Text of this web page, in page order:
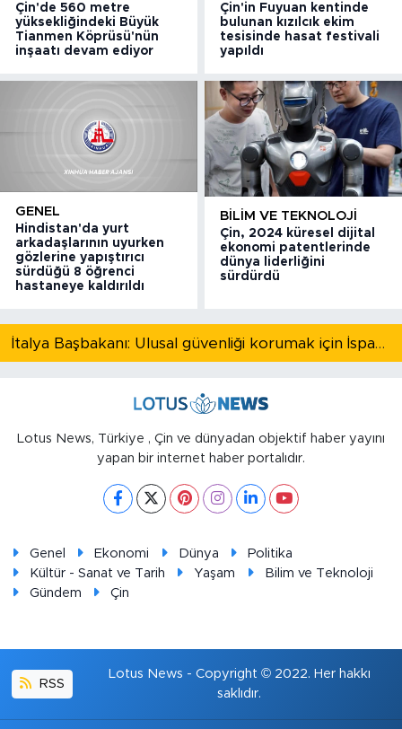
Çin'de 560 metre
yüksekliğindeki Büyük
Tianmen Köprüsü'nün
inşaatı devam ediyor
Çin'in Fuyuan kentinde
bulunan kızılcık ekim
tesisinde hasat festivali
yapıldı
GENEL
Hindistan'da yurt
arkadaşlarının uyurken
gözlerine yapıştırıcı
sürdüğü 8 öğrenci
hastaneye kaldırıldı
BILIM VE TEKNOLOJI
Çin, 2024 küresel dijital
ekonomi patentlerinde
dünya liderliğini
sürdürdü
İtalya Başbakanı: Ulusal güvenliği korumak için İspanya ile Schengen kapsamındaki serbest dolaşımı askıya alıyoruz
Lotus News, Türkiye , Çin ve dünyadan objektif haber yayını
yapan bir internet haber portalıdır.
Genel Ekonomi Dünya
Politika
Kültür - Sanat ve Tarih
Yaşam
Bilim ve Teknoloji
Gündem
Çin
RSS
Lotus News - Copyright © 2022. Her hakkı
saklıdır.